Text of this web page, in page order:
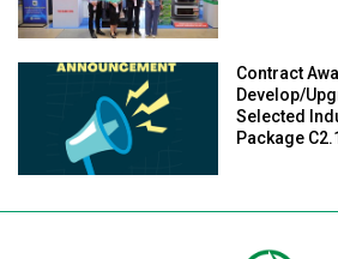
Contract
Develop/
Selected
Package